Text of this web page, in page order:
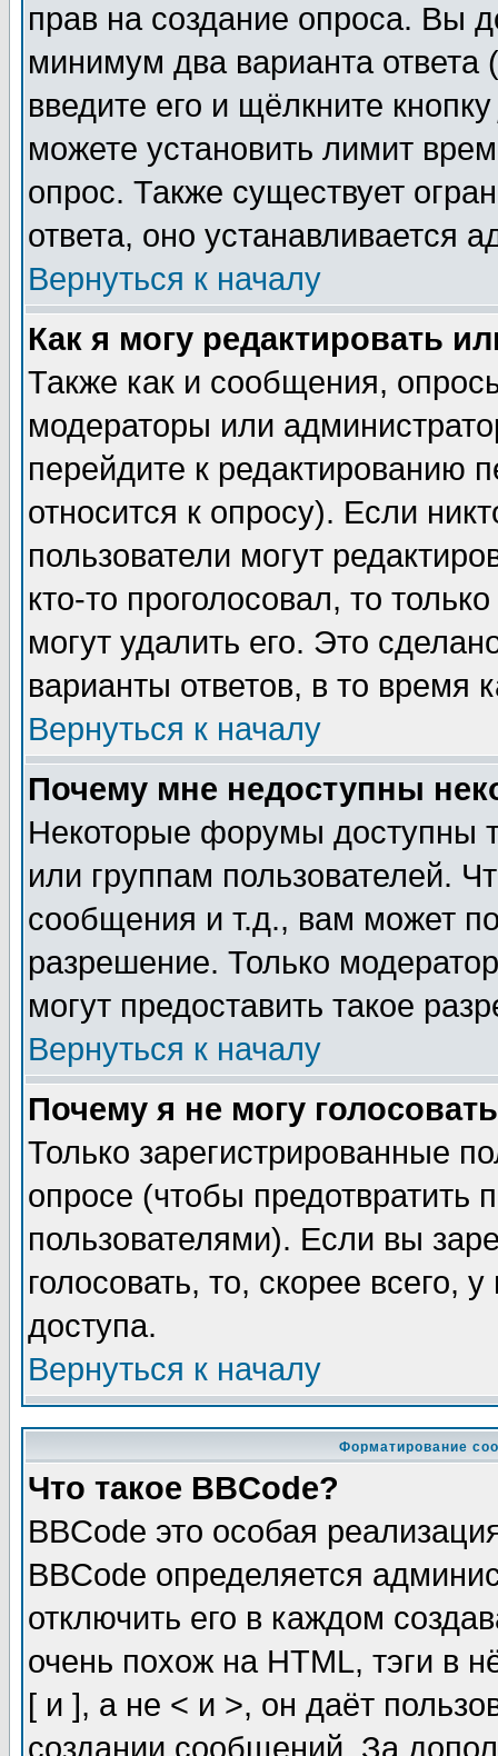
прав на создание опроса. Вы
минимум два варианта ответа
введите его и щёлкните
можете установить лимит
опрос. Также существует
ответа, оно устанавливается
Вернуться к началу
Как я могу редактировать
Также как и сообщения,
модераторы или
перейдите к редактированию
относится к опросу). Если
пользователи могут
кто-то проголосовал, то
могут удалить его. Это
варианты ответов, в то время
Вернуться к началу
Почему мне недоступны
Некоторые форумы доступны
или группам пользователей.
сообщения и т.д., вам может
разрешение. Только
могут предоставить такое
Вернуться к началу
Почему я не могу
Только зарегистрированные
опросе (чтобы предотвратить
пользователями). Если вы
голосовать, то, скорее всего,
доступа.
Вернуться к началу
Форматирование
Что такое BBCode?
BBCode это особая
BBCode определяется
отключить его в каждом
очень похож на HTML, тэги в
[ и ], а не < и >, он даёт
создании сообщений. За